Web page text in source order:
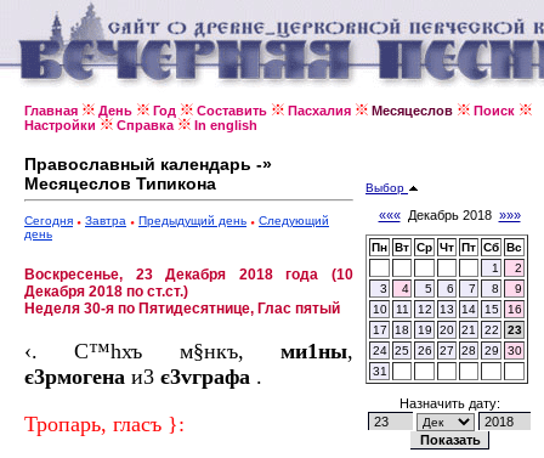
Главная День Год Составить Пасхалия Месяцеслов
Поиск
Настройки
Справка In english
Православный календарь -»
Месяцеслов Типикона
Сегодня Завтра Предыдущий день
Следующий
день
Воскресенье, 23 Декабря 2018 года (10
Декабря 2018 по ст.ст.)
Неделя 30-я по Пятидесятнице, Глас пятый
‹. С™hхъ м§нкъ, ми1ны,
є3рмогeна и3 є3vгрaфа .
Тропaрь, глaсъ }:
Выбор
«««Декабрь 2018 »»»
Пн Вт Ср Чт Пт Сб Вс
1
2
3
4 5 6 7 8
9
10
11 12 13 14 15
16
17
18 19 20 21 22
23
24 25 26 27 28 29
30
31
Назначить дату: